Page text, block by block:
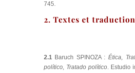
745.
2. Textes et
2.1Baruch SPINOZA :Ética,
político, Tratado político. Estudio